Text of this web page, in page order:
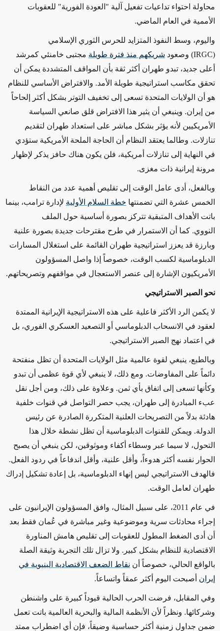
محاولة احتواء تداعيات تفعيل آلية "العودة الفورية" للعقوبات
الأممية في العام الماضي.
واليوم، وسط النفوذ المتزايد للحرس الثوري الإسلامي
(IRGC)
وصعود شريكهم منذ فترة طويلة مجتبى خامنئي كمرشد
أعلى جديد، تبدو طهران أكثر ثقة بأن المواقف المتشددة يمكن أن
تحقق مكاسب استراتيجية طويلة الأمد. والافتراض الأساسي للنظام
هو أن الولايات المتحدة تسعى إلى تخفيف التوتر بشكل أكثر إلحاحاً
من إيران. وينبغي أن يثير هذا الافتراض قلق صانعي السياسة
الأمريكيين لأنه يؤثر بشكل مباشر على استعداد طهران لتقديم
تنازلات. وطالما يعتقد النظام أن الحاجة الملحة الأمريكية ستؤدي
في النهاية إلى تنازلات أمريكية، فلن يكون هناك حافز يذكر لإظهار
مرونة إيرانية ذات مغزى.
وبالفعل، أدى عامل الوقت إلى تقليص أهمية عدد من النقاط
الخمس عشرة التي تضمنتها خطة السلام الأولية لإدارة ترامب، بينما
باتت الأهداف المتبقية تتركز بصورة أساسية حول الملف
النووي. كما أن الاستمرار في طرح مقترحات جديدة بصورة علنية
وبارزة قد يعزز استراتيجية طهران القائمة على استغلال المسارات
الدبلوماسية لكسب الوقت، خصوصاً إذا واصل المسؤولون
الأمريكيون الإشارة إلى عنصر الاستعجال في مواقفهم وتصريحاتهم.
نحو الصبر الاستراتيجي
لا يكمن الرد الأكثر فاعلية على هذه الاستراتيجية الإيرانية الممتدة
لعقود في الانسحاب الدبلوماسي أو التصعيد العسكري الفوري، بل
في اعتماد نهج الصبر الاستراتيجي.
وبالطبع، ينبغي لقوة عالمية مثل الولايات المتحدة أن تظل منفتحة
دائماً على المفاوضات. ومع ذلك، لا ينبغي لأي قوة عظمى أن تبدو
وكأنها تسعى إلى اتفاق بأي ثمن. وعلاوة على ذلك، ومن أجل نقل
عبء المبادرة إلى طهران، يجب حصر التواصل في قنوات خلفية
هادئة بدلاً من التصريحات العلنية المتكررة الصادرة عن رئيس
الدولة. ويمكن للقنوات الدبلوماسية أن تظل نشطة خلال هذا
التحول، لا سيما عبر وسطاء أكفاء وموثوقين، لكن ينبغي أن يصبح
الحوار نفسه أكثر هدوءاً، وأقل علنية، وأقل اندفاعاً في ردود الفعل.
فالهدف الاستراتيجي ليس إنهاء الدبلوماسية، بل إعادة تشكيل إدراك
طهران لعامل الوقت.
في عام 2011، على سبيل المثال، وافق المسؤولون الإيرانيون على
إجراء محادثات سرية وموضوعية وغير مباشرة في عُمان فقط بعد
أن أدى الضغط المطول للعقوبات إلى تقليص هامش المناورة
الاقتصادية للنظام بشكل كبير. ولا تزال تلك التجربة وثيقة الصلة
بالواقع الحالي، خصوصاً أن نقاط الضعف الاقتصادية البنيوية في
إيران أصبحت اليوم أكثر عمقاً واتساعاً.
وفي المقابل، فرضت الحرب الحالية قيوداً كبيرة على واشنطن
وشركائها. ونظراً لأن الأنظمة المالية والبحرية العالمية باتت تعمل
ضمن جداول زمنية أكثر حساسية وضيقاً، فإن أي اضطراب ممتد